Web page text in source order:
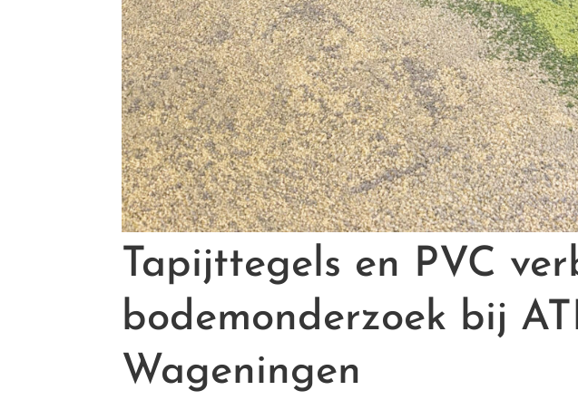
Tapijttegels en PVC
bodemonderzoek bij
Wageningen